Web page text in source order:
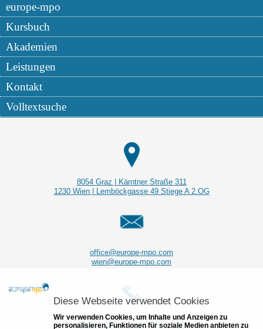
europe-mpo
Kursbuch
Akademien
Leistungen
Kontakt
Volltextsuche
8054 Graz | Kärntner Straße 311
1230 Wien |
Lemböckgasse49 Stiege A 2.OG
office@europe-mpo.com
wien@europe-mpo.com
Graz +43 (0) 50 50 28 50 - 765
Diese Webseite verwendet Cookies
Wir verwenden Cookies, um Inhalte und Anzeigen zu
personalisieren, Funktionen für soziale Medien anbieten zu